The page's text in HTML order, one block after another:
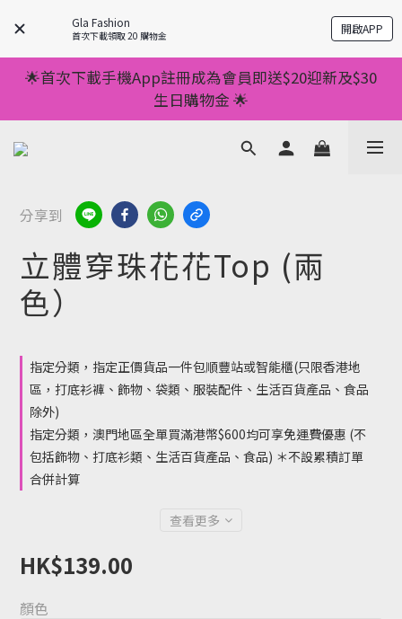
Gla Fashion
首次下載領取 20 購物金 開啟APP
💥正價服裝滿減優惠💥 ✅一件起包順豐 ✅第二件起減
$20 ✅第三件減$40    如此類推⬆不設上限
💥正價服裝滿減優惠💥 ✅一件起包順豐 ✅第二件起減
$20 ✅第三件減$40    如此類推⬆不設上限
🌟首次下載手機App註冊成為會員即送$20迎新及$30
生日購物金 🌟
🌟手機App消費儲積分當購物金用🌟消費1元有1分 🌟
累積滿100分可當1元使用🌟
💥正價服裝滿減優惠💥 ✅一件起包順豐 ✅第二件起減
$20 ✅第三件減$40    如此類推⬆不設上限
分享到
立體穿珠花花Top (兩
色）
指定分類，指定正價貨品一件包順豐站或智能櫃(只限香港地
區，打底衫褲、飾物、袋類、服裝配件、生活百貨產品、食品
除外)
指定分類，澳門地區全單買滿港幣$600均可享免運費優惠 (不
包括飾物、打底衫類、生活百貨產品、食品) ＊不設累積訂單
合併計算
查看更多
HK$139.00
顏色